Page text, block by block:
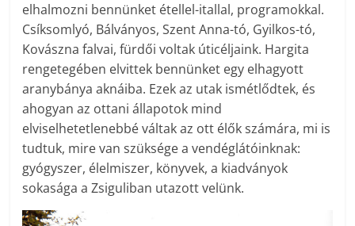
elhalmozni bennünket étellel-itallal, programokkal.
Csíksomlyó, Bálványos, Szent Anna-tó, Gyilkos-tó,
Kovászna falvai, fürdői voltak úticéljaink. Hargita
rengetegében elvittek bennünket egy elhagyott
aranybánya aknáiba. Ezek az utak ismétlődtek, és
ahogyan az ottani állapotok mind
elviselhetetlenebbé váltak az ott élők számára, mi is
tudtuk, mire van szüksége a vendéglátóinknak:
gyógyszer, élelmiszer, könyvek, a kiadványok
sokasága a Zsiguliban utazott velünk.